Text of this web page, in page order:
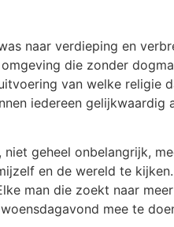
naar verdieping en
die zonder
van welke religie
iedereen gelijkwaardig
geheel onbelangrijk,
en de wereld te
man die zoekt naar
mee te